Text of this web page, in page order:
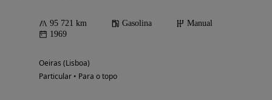
95 721 km Gasolina
Manual
1969
Oeiras (Lisboa)
Particular • Para o topo